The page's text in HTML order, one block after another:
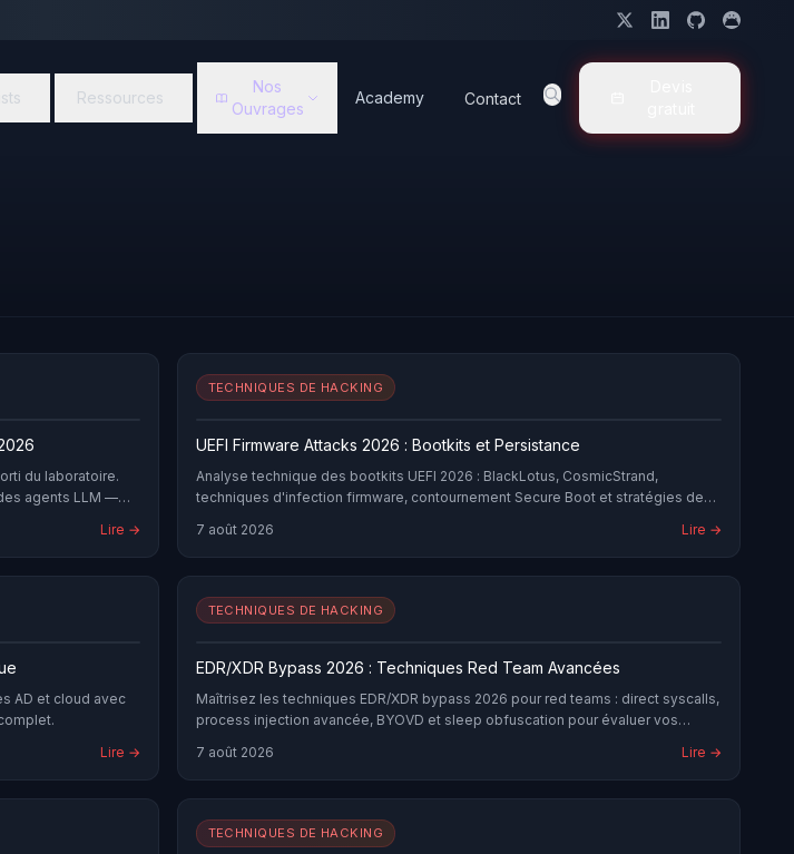
Ressources
Nos
Ouvrages
Academy Contact
du laboratoire.
agents LLM —
de privilèges. Bug
les utilisent
les phases
scanners
XBOW a créé
actives —
XBOW et
Lire →
TECHNIQUES DE HACKING
UEFI Firmware Attacks 2026 : Bootkits et Persistance
Analyse technique des bootkits UEFI 2026 : BlackLotus, CosmicStrand,
techniques d'infection firmware, contournement Secure Boot et stratégies de
7 août 2026 Lire →
AD et cloud avec
Lire →
TECHNIQUES DE HACKING
EDR/XDR Bypass 2026 : Techniques Red Team Avancées
Maîtrisez les techniques EDR/XDR bypass 2026 pour red teams : direct syscalls,
process injection avancée, BYOVD et sleep obfuscation pour évaluer vos
7 août 2026 Lire →
TECHNIQUES DE HACKING